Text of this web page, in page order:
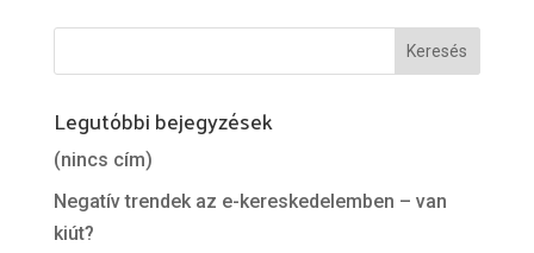
Legutóbbi bejegyzések
(nincs cím)
Negatív trendek az e-kereskedelemben – van
kiút?